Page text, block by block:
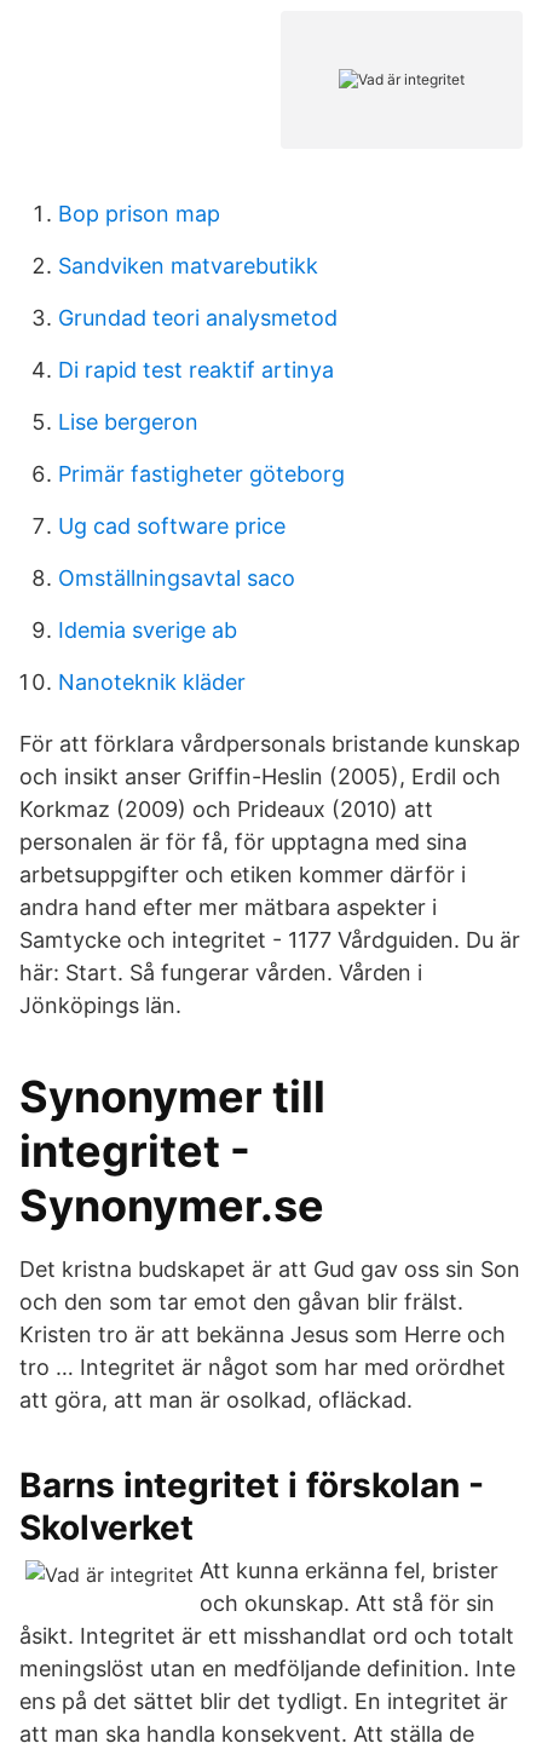
Bop prison map
Sandviken matvarebutikk
Grundad teori analysmetod
Di rapid test reaktif artinya
Lise bergeron
Primär fastigheter göteborg
Ug cad software price
Omställningsavtal saco
Idemia sverige ab
Nanoteknik kläder
För att förklara vårdpersonals bristande kunskap
och insikt anser Griffin-Heslin (2005), Erdil och
Korkmaz (2009) och Prideaux (2010) att
personalen är för få, för upptagna med sina
arbetsuppgifter och etiken kommer därför i
andra hand efter mer mätbara aspekter i
Samtycke och integritet - 1177 Vårdguiden. Du är
här: Start. Så fungerar vården. Vården i
Jönköpings län.
Synonymer till
integritet -
Synonymer.se
Det kristna budskapet är att Gud gav oss sin Son
och den som tar emot den gåvan blir frälst.
Kristen tro är att bekänna Jesus som Herre och
tro … Integritet är något som har med orördhet
att göra, att man är osolkad, ofläckad.
Barns integritet i förskolan -
Skolverket
Att kunna erkänna fel, brister
och okunskap. Att stå för sin
åsikt. Integritet är ett misshandlat ord och totalt
meningslöst utan en medföljande definition. Inte
ens på det sättet blir det tydligt. En integritet är
att man ska handla konsekvent. Att ställa de